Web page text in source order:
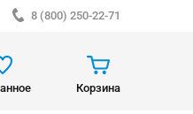
8 (800) 250-22-71
Корзина